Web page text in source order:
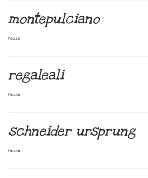
montepulciano
rosso
regaleali
rosso
schneider ursprung
rosso